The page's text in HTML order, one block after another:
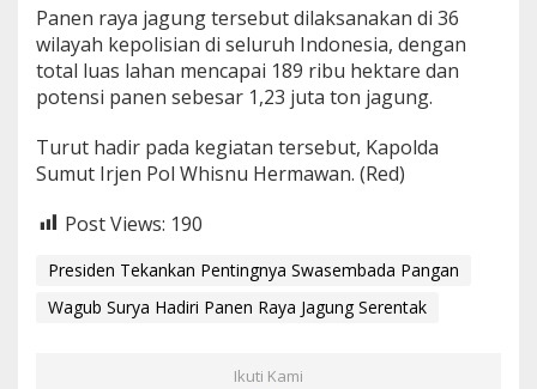
Panen raya jagung tersebut dilaksanakan di 36
wilayah kepolisian di seluruh Indonesia, dengan
total luas lahan mencapai 189 ribu hektare dan
potensi panen sebesar 1,23 juta ton jagung.
Turut hadir pada kegiatan tersebut, Kapolda
Sumut Irjen Pol Whisnu Hermawan. (Red)
Post Views: 190
Presiden Tekankan Pentingnya Swasembada Pangan
Wagub Surya Hadiri Panen Raya Jagung Serentak
Ikuti Kami